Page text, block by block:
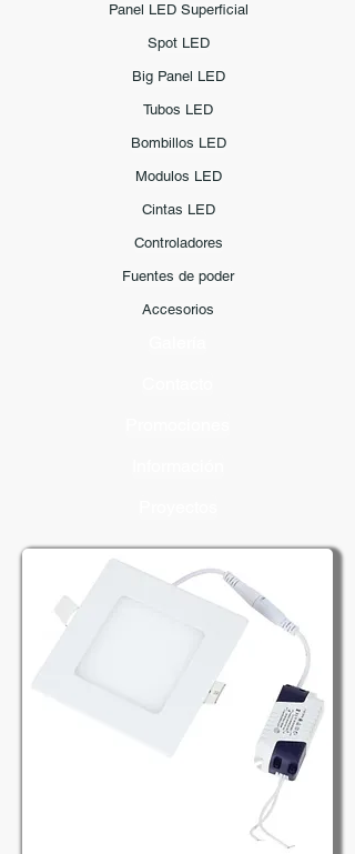
Accesorios
Fuentes de poder
Controladores
Cintas LED
Modulos LED
Bombillos LED
Tubos LED
Big Panel LED
Spot LED
Panel LED Superficial